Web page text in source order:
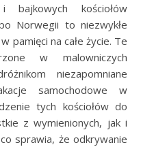
bajkowych kościołów
Norwegii to niezwykłe
pamięci na całe życie. Te
w malowniczych
niezapomniane
samochodowe w
tych kościołów do
z wymienionych, jak i
sprawia, że ​​odkrywanie